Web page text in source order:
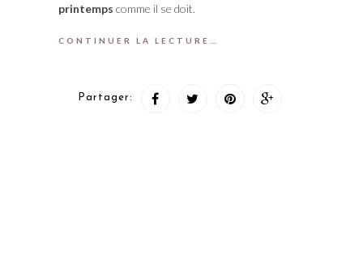
printemps comme il se doit.
CONTINUER LA LECTURE…
Partager: